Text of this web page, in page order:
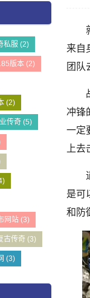
私服 (2)
版本 (2)
(2)
传奇 (5)
网站 (3)
古传奇 (3)
(3)
就
来自
团队
战
冲锋
一定
上
道
是可
和防